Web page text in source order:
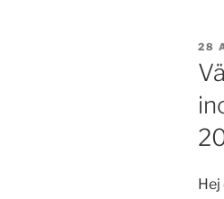
28